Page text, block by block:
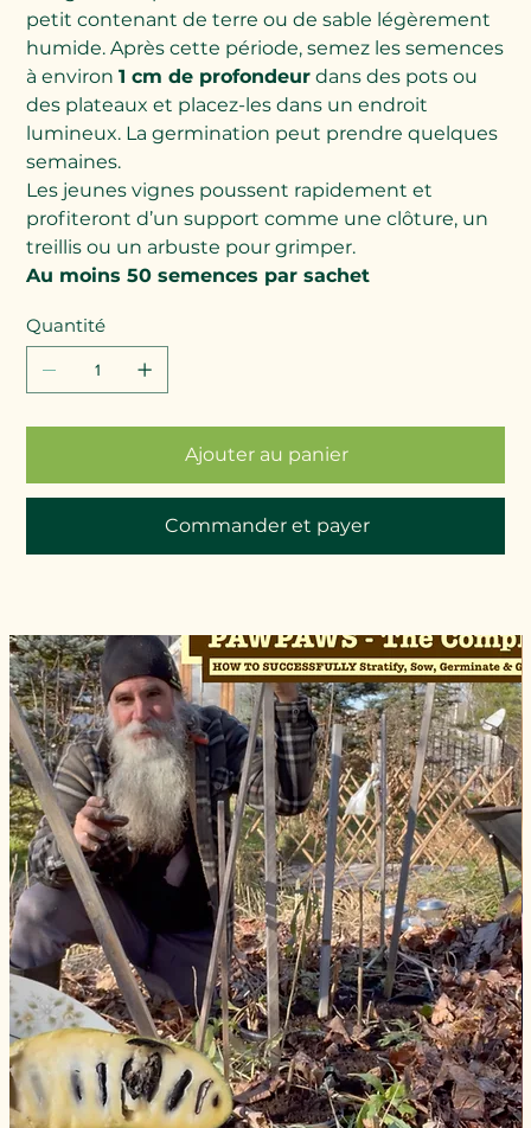
petit contenant de terre ou de sable légèrement
humide. Après cette période, semez les semences
à environ1 cm de profondeur dans des pots ou
des plateaux et placez-les dans un endroit
lumineux. La germination peut prendre quelques
semaines.
Les jeunes vignes poussent rapidement et
profiteront d’un support comme une clôture, un
treillis ou un arbuste pour grimper.
Au moins 50 semences par sachet
Quantité
Ajouter au panier
Commander et payer